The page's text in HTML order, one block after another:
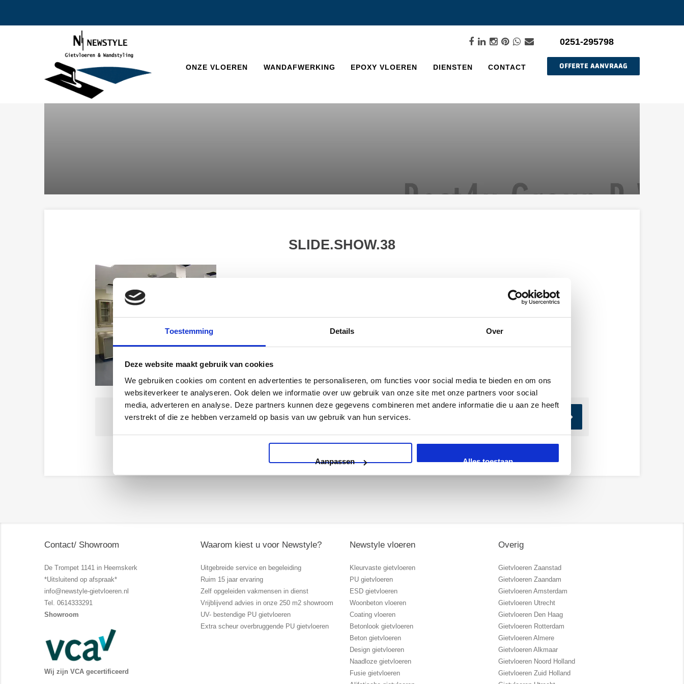
Toestemming Details Over
Deze website maakt gebruik van cookies
We gebruiken cookies om content en advertenties te personaliseren, om functies voor social media te bieden en om ons
websiteverkeer te analyseren. Ook delen we informatie over uw gebruik van onze site met onze partners voor social
media, adverteren en analyse. Deze partners kunnen deze gegevens combineren met andere informatie die u aan ze heeft
verstrekt of die ze hebben verzameld op basis van uw gebruik van hun services.
Aanpassen Alles toestaan
0251-295798
ONZE VLOEREN WANDAFWERKING EPOXY VLOEREN DIENSTEN CONTACT OFFERTE AANVRAAG
SLIDE.SHOW.38
Contact/ Showroom
De Trompet 1141 in Heemskerk
*Uitsluitend op afspraak*
info@newstyle-gietvloeren.nl
Tel. 0614333291
Showroom
Wij zijn VCA gecertificeerd
Waarom kiest u voor Newstyle?
Uitgebreide service en begeleiding
Ruim 15 jaar ervaring
Zelf opgeleiden vakmensen in dienst
Vrijblijvend advies in onze 250 m2 showroom
UV- bestendige PU gietvloeren
Extra scheur overbruggende PU gietvloeren
Newstyle vloeren
Kleurvaste gietvloeren
PU gietvloeren
ESD gietvloeren
Woonbeton vloeren
Coating vloeren
Betonlook gietvloeren
Beton gietvloeren
Design gietvloeren
Naadloze gietvloeren
Fusie gietvloeren
Overig
Gietvloeren Zaanstad
Gietvloeren Zaandam
Gietvloeren Amsterdam
Gietvloeren Utrecht
Gietvloeren Den Haag
Gietvloeren Rotterdam
Gietvloeren Almere
Gietvloeren Alkmaar
Gietvloeren Noord Holland
Gietvloeren Zuid Holland